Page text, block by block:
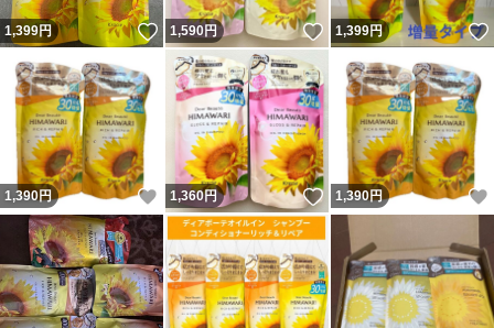
1,399円 いいね！
1,590円 いいね！
1,399円
1,390円 いいね！
1,360円 いいね！
1,390円